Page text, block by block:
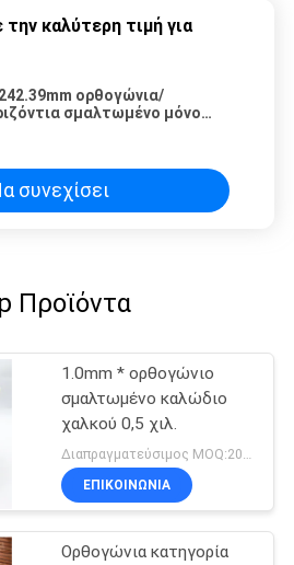
καλύτερη τιμή για
ορθογώνια/
σμαλτωμένο μόνο
συνεχίσει
Προϊόντα
1.0mm * ορθογώνιο
σμαλτωμένο καλώδιο
χαλκού 0,5 χιλ.
ΕΠΙΚΟΙΝΩΝΙΑ
Ορθογώνια κατηγορία